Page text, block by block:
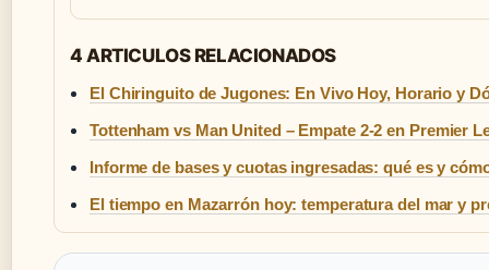
4 ARTICULOS RELACIONADOS
El Chiringuito de Jugones: En Vivo Hoy, Horario y
Tottenham vs Man United – Empate 2-2 en Premier
Informe de bases y cuotas ingresadas: qué es y
El tiempo en Mazarrón hoy: temperatura del mar y